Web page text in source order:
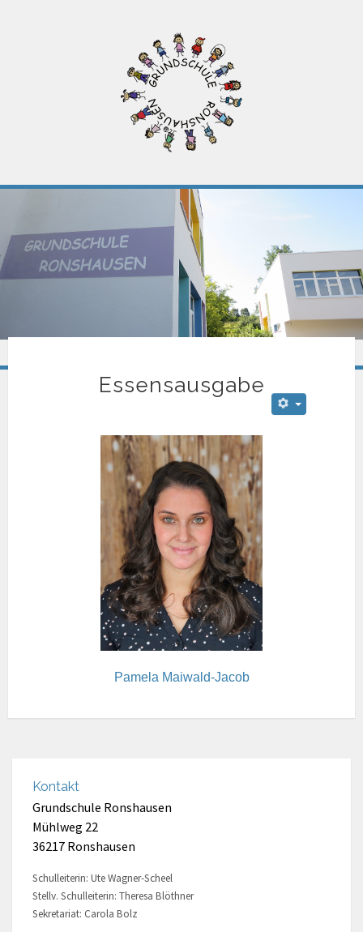
Kontakt
Grundschule Ronshausen
Mühlweg 22
36217 Ronshausen
Schulleiterin: Ute Wagner-Scheel
Stellv. Schulleiterin: Theresa Blöthner
Sekretariat: Carola Bolz
Essensausgabe
Pamela Maiwald-Jacob